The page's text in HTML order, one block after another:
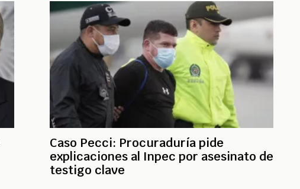
Caso Pecci: Procuraduría pide
explicaciones al Inpec por asesinato de
testigo clave